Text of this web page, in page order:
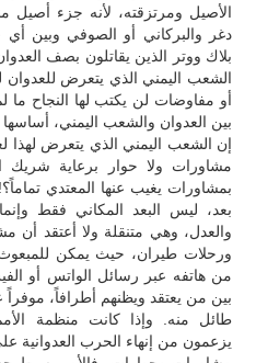
الأصيل ومرتزقته، لأنه جزء أصيل
دغر والبركاني أو الصوفي وبين
بلاك ووتر الذين يقاتلون بصف
الشعب اليمني الذي يتعرض للعدوان
أو مفاوضات لن يكتب لها النجاح ما
بين العدوان والشعب اليمني،
إن الشعب اليمني الذي يتعرض لهذا
مشاورات ولا حوار برعاية شريك
بمشاورات يغيب عنها المعتدي
بعد، ليس البعد المكاني فقط
والعدل، وهي متنقلة ولا أعتقد أن
ورحلات طيران، حيث يمكن
من هاتفه عبر رسائل الواتس أو
بين من يعتقد ويظنهم أطرافاً، موفراً
طائل منه. وإذا كانت منظمة
يزعمون من إنهاء الحرب العدوانية